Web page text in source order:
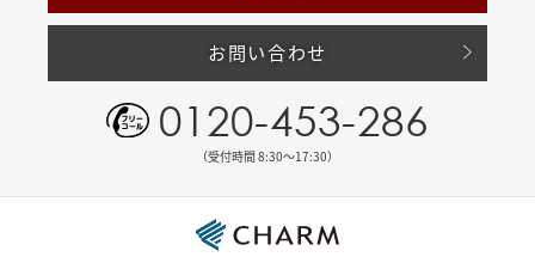
お問い合わせ
0120-453-286
（受付時間 8:30〜17:30）